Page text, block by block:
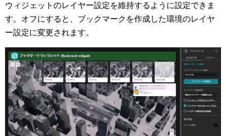
ウィジェットのレイヤー設定を維持するように設定できま
す。オフにすると、ブックマークを作成した環境のレイヤ
ー設定に変更されます。